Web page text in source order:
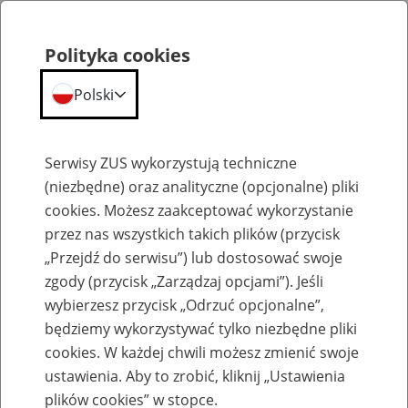
Emerytury
Baza zlikwidowanych lub
przekształconych zakładów pracy
Polityka cookies
Polski
Serwisy ZUS wykorzystują techniczne
(niezbędne) oraz analityczne (opcjonalne) pliki
cookies. Możesz zaakceptować wykorzystanie
przez nas wszystkich takich plików (przycisk
„Przejdź do serwisu”) lub dostosować swoje
zgody (przycisk „Zarządzaj opcjami”). Jeśli
wybierzesz przycisk „Odrzuć opcjonalne”,
będziemy wykorzystywać tylko niezbędne pliki
cookies. W każdej chwili możesz zmienić swoje
ustawienia. Aby to zrobić, kliknij „Ustawienia
plików cookies” w stopce.